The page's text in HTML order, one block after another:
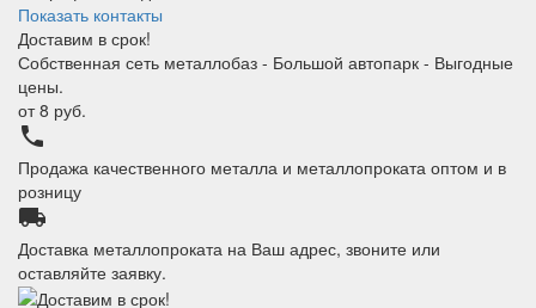
Показать контакты
Доставим в срок!
Собственная сеть металлобаз - Большой автопарк - Выгодные
цены.
от8 руб.
phone
Продажа качественного металла и металлопроката оптом и в
розницу
local_shipping
Доставка металлопроката на Ваш адрес, звоните или
оставляйте заявку.